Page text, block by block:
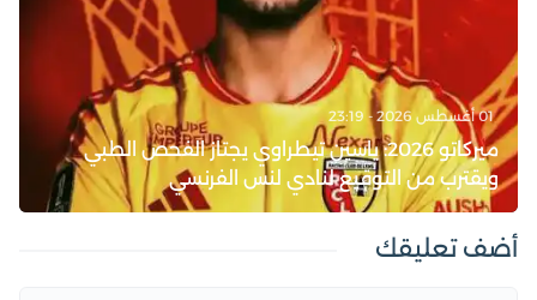
01 أغسطس 2026 - 23:19
ميركاتو 2026: ياسين تيطراوي يجتاز الفحص الطبي
ويقترب من التوقيع لنادي لنس الفرنسي
أضف تعليقك